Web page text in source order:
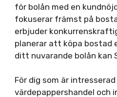
för bolån med en
fokuserar främst på
erbjuder
planerar att köpa bostad
ditt nuvarande bolån kan
För dig som är
värdepappershandel och